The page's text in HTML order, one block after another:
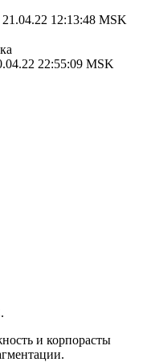
12:13:48 MSK
22:55:09 MSK
и корпорасты